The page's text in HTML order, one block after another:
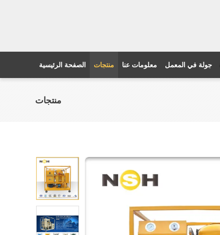
الصفحة الرئيسية منتجات معلومات عنا جولة في المعمل
منتجات